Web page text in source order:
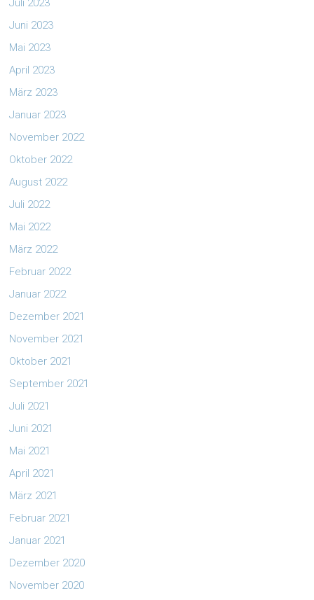
Juli 2023
Juni 2023
Mai 2023
April 2023
März 2023
Januar 2023
November 2022
Oktober 2022
August 2022
Juli 2022
Mai 2022
März 2022
Februar 2022
Januar 2022
Dezember 2021
November 2021
Oktober 2021
September 2021
Juli 2021
Juni 2021
Mai 2021
April 2021
März 2021
Februar 2021
Januar 2021
Dezember 2020
November 2020